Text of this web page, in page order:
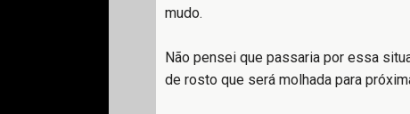
mudo.
Não pensei que passaria por essa
de rosto que será molhada para